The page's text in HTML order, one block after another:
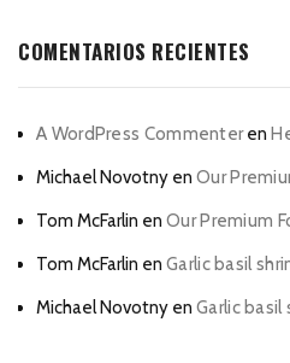
COMENTARIOS RECIENTES
A WordPress Commenteren
Michael Novotny en Our
Tom McFarlin en Our Premium
Tom McFarlin en Garlic basil
Michael Novotny en Garlic basil